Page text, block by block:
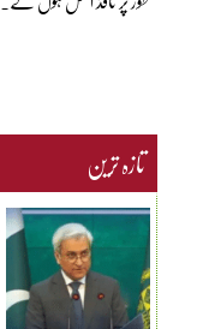
تازہ ترین